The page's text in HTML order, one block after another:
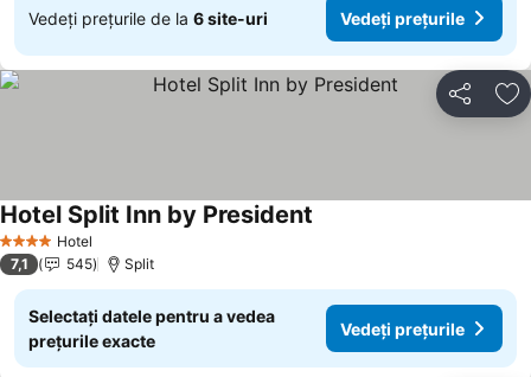
Vedeți prețurile de la 6 site-uri Vedeți prețurile
Distribuiți
4 Stele Hotel
Hotel Split Inn by President
7,1 545 Split
Selectați datele pentru a vedea
prețurile exacte
Vedeți prețurile